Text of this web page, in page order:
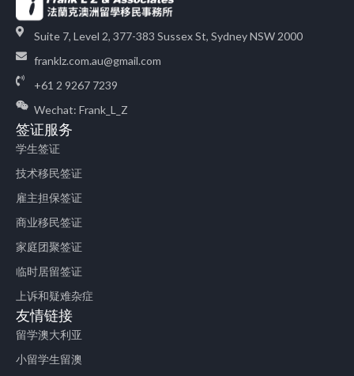
Suite 7, Level 2, 377-383 Sussex St, Sydney NSW 2000
franklz.com.au@gmail.com
+61 2 9267 7239
Wechat: Frank_L_Z
签证服务
学生签证
技术移民签证
雇主担保签证
商业移民签证
家庭团聚签证
临时居留签证
上诉和疑难杂症
友情链接
留学澳大利亚
小留学生留澳